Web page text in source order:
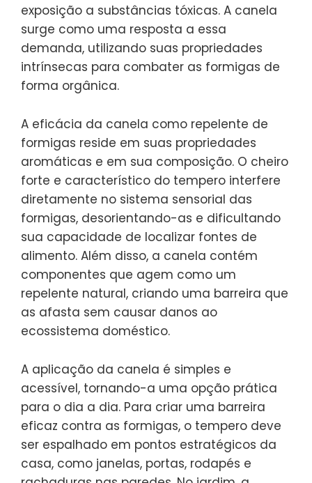
exposição a substâncias tóxicas. A canela
surge como uma resposta a essa
demanda, utilizando suas propriedades
intrínsecas para combater as formigas de
forma orgânica.
A eficácia da canela como repelente de
formigas reside em suas propriedades
aromáticas e em sua composição. O cheiro
forte e característico do tempero interfere
diretamente no sistema sensorial das
formigas, desorientando-as e dificultando
sua capacidade de localizar fontes de
alimento. Além disso, a canela contém
componentes que agem como um
repelente natural, criando uma barreira que
as afasta sem causar danos ao
ecossistema doméstico.
A aplicação da canela é simples e
acessível, tornando-a uma opção prática
para o dia a dia. Para criar uma barreira
eficaz contra as formigas, o tempero deve
ser espalhado em pontos estratégicos da
casa, como janelas, portas, rodapés e